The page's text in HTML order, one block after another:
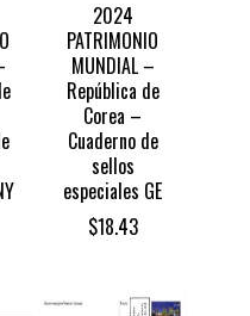
2024
PATRIMONIO
MUNDIAL –
República de
Corea –
Cuaderno de
sellos
especiales GE
$18.43